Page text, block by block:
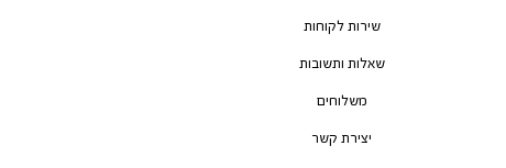
שירות לקוחות
שאלות ותשובות
משלוחים
יצירת קשר